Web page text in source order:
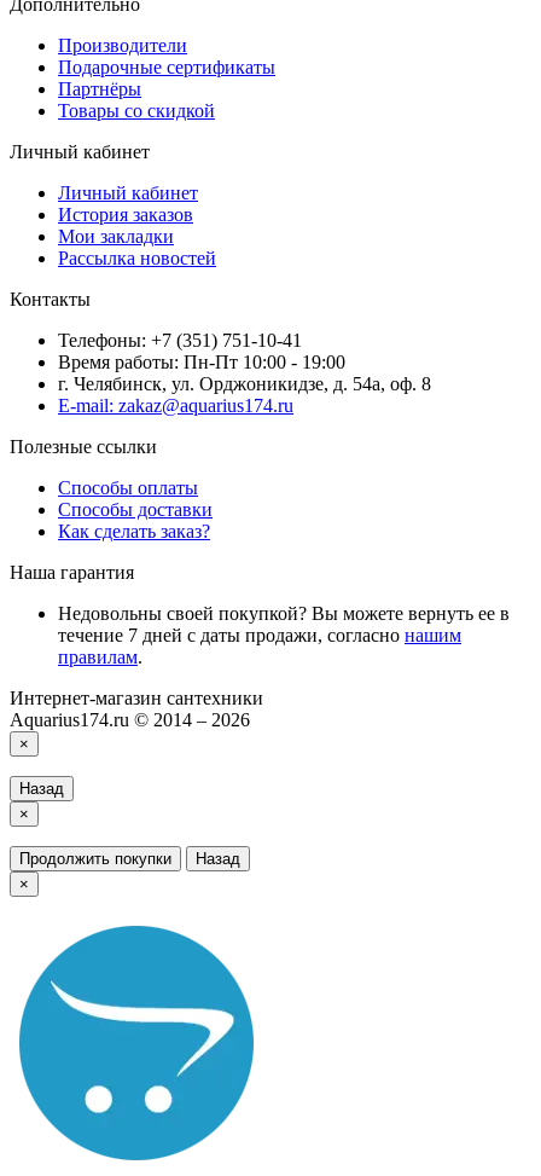
Производители
Подарочные сертификаты
Партнёры
Товары со скидкой
Личный кабинет
Личный кабинет
История заказов
Мои закладки
Рассылка новостей
Контакты
Телефоны: +7 (351) 751-10-41
Время работы: Пн-Пт 10:00 - 19:00
г. Челябинск, ул. Орджоникидзе, д. 54а, оф. 8
E-mail: zakaz@aquarius174.ru
Полезные ссылки
Способы оплаты
Способы доставки
Как сделать заказ?
Наша гарантия
Недовольны своей покупкой? Вы можете вернуть ее в
течение 7 дней с даты продажи, согласно нашим
правилам.
Интернет-магазин сантехники
Aquarius174.ru © 2014 – 2026
×
Назад
×
Продолжить покупки
Назад
×